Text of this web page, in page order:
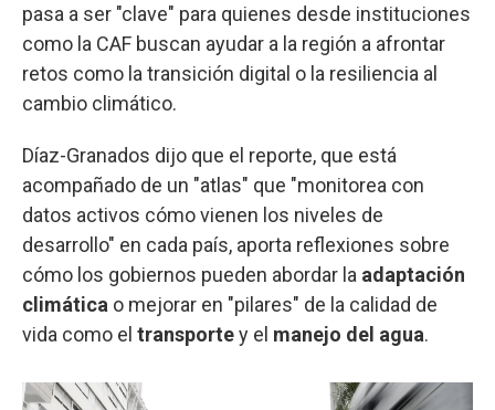
pasa a ser "clave" para quienes desde instituciones
como la CAF buscan ayudar a la región a afrontar
retos como la transición digital o la resiliencia al
cambio climático.
Díaz-Granados dijo que el reporte, que está
acompañado de un "atlas" que "monitorea con
datos activos cómo vienen los niveles de
desarrollo" en cada país, aporta reflexiones sobre
cómo los gobiernos pueden abordar la adaptación
climática o mejorar en "pilares" de la calidad de
vida como el transportey el manejo del agua.